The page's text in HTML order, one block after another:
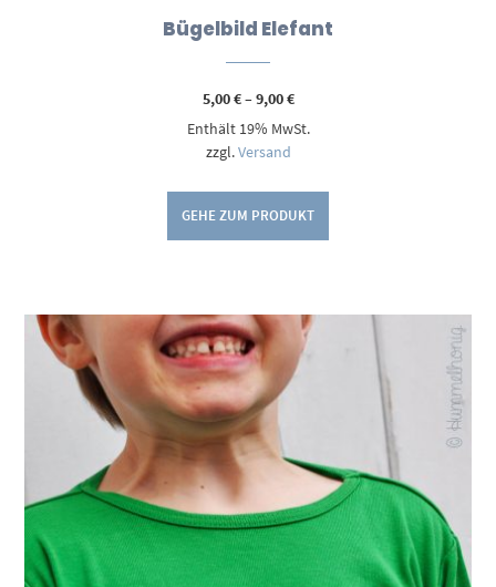
Bügelbild Elefant
5,00€–9,00€Preisspanne:
bis
Enthält 19% MwSt.
zzgl.Versand
GEHE ZUM PRODUKT